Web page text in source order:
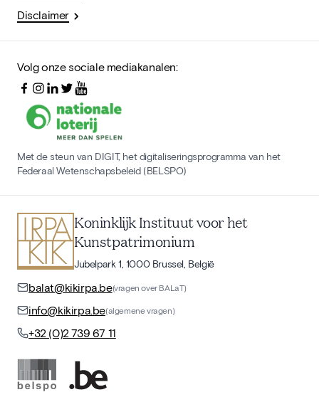
Disclaimer
Volg onze sociale mediakanalen:
Met de steun van DIGIT, het digitaliseringsprogramma van het
Federaal Wetenschapsbeleid (BELSPO)
Koninklijk Instituut voor het
Kunstpatrimonium
Jubelpark 1, 1000 Brussel, België
balat@kikirpa.be(vragen over BALaT)
info@kikirpa.be(algemene vragen)
+32 (0)2 739 67 11